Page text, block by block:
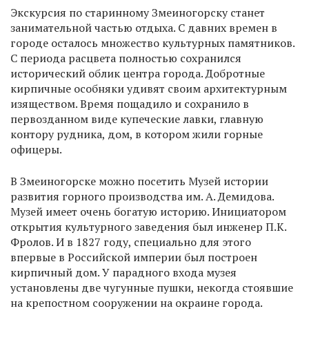
Экскурсия по старинному Змеиногорску станет
занимательной частью отдыха. С давних времен в
городе осталось множество культурных памятников.
С периода расцвета полностью сохранился
исторический облик центра города. Добротные
кирпичные особняки удивят своим архитектурным
изяществом. Время пощадило и сохранило в
первозданном виде купеческие лавки, главную
контору рудника, дом, в котором жили горные
офицеры.
В Змеиногорске можно посетить Музей истории
развития горного производства им. А. Демидова.
Музей имеет очень богатую историю. Инициатором
открытия культурного заведения был инженер П.К.
Фролов. И в 1827 году, специально для этого
впервые в Российской империи был построен
кирпичный дом. У парадного входа музея
установлены две чугунные пушки, некогда стоявшие
на крепостном сооружении на окраине города.